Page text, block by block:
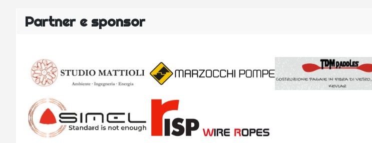
Partner e sponsor